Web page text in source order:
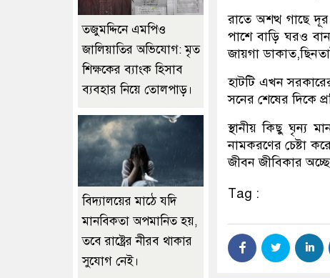
রাতে অশত্থ গাছে
পাশে বাড়ি ঘরও
জায়গা
হাটটি এখন
সনের শেষের দিকে
স্থানীয় কিছু ঘৃন্য
নামকরণের চেষ্টা
জীবন জীবিকার
Tag :
তজুমদ্দিনে এমপিও
জালিয়াতির অভিযোগ: মৃত
শিক্ষকের ব্যাংক হিসাব
ব্যবহার নিয়ে তোলপাড়।
বিদ্যালয়ের মাঠে যদি
মানবিকতা অপমানিত হয়,
তবে রাষ্ট্রের নীরব থাকার
সুযোগ নেই।